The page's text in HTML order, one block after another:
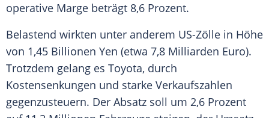
operative Marge beträgt 8,6 Prozent.
Belastend wirkten unter anderem US-Zölle in Höhe
von 1,45 Billionen Yen (etwa 7,8 Milliarden Euro).
Trotzdem gelang es Toyota, durch
Kostensenkungen und starke Verkaufszahlen
gegenzusteuern. Der Absatz soll um 2,6 Prozent